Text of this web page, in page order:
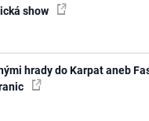
show
hrady do Karpat aneb